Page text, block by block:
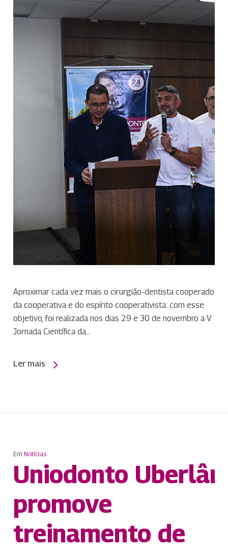
Aproximar cada vez mais o cirurgião-dentista cooperado
da cooperativa e do espírito cooperativista: com esse
objetivo, foi realizada nos dias 29 e 30 de novembro a V
Jornada Científica da…
Ler mais
Em Notícias
Uniodonto
promove
treinamento de